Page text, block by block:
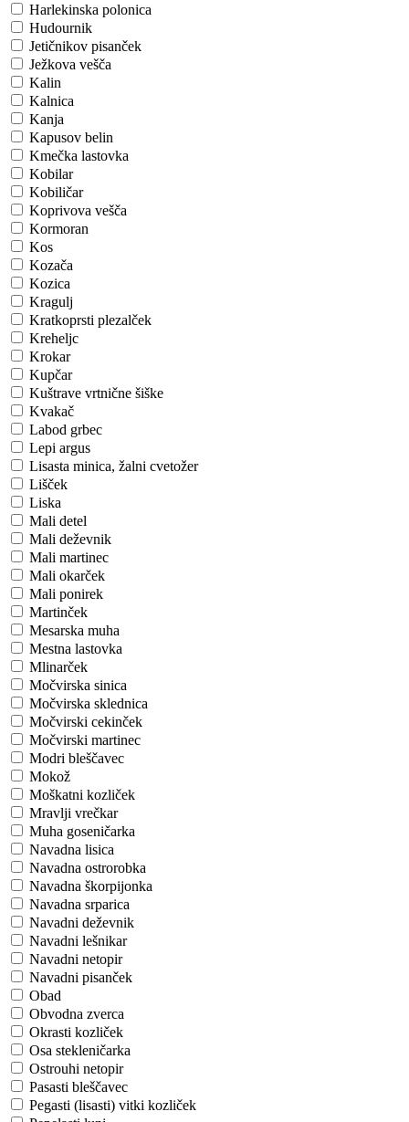
Harlekinska polonica
Hudournik
Jetičnikov pisanček
Ježkova vešča
Kalin
Kalnica
Kanja
Kapusov belin
Kmečka lastovka
Kobilar
Kobiličar
Koprivova vešča
Kormoran
Kos
Kozača
Kozica
Kragulj
Kratkoprsti plezalček
Kreheljc
Krokar
Kupčar
Kuštrave vrtnične šiške
Kvakač
Labod grbec
Lepi argus
Lisasta minica, žalni cvetožer
Lišček
Liska
Mali detel
Mali deževnik
Mali martinec
Mali okarček
Mali ponirek
Martinček
Mesarska muha
Mestna lastovka
Mlinarček
Močvirska sinica
Močvirska sklednica
Močvirski cekinček
Močvirski martinec
Modri bleščavec
Mokož
Moškatni kozliček
Mravlji vrečkar
Muha goseničarka
Navadna lisica
Navadna ostrorobka
Navadna škorpijonka
Navadna srparica
Navadni deževnik
Navadni lešnikar
Navadni netopir
Navadni pisanček
Obad
Obvodna zverca
Okrasti kozliček
Osa stekleničarka
Ostrouhi netopir
Pasasti bleščavec
Pegasti (lisasti) vitki kozliček